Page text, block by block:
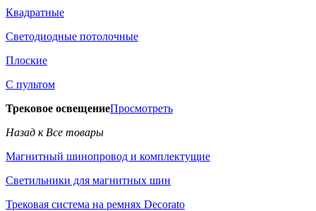
Квадратные
Светодиодные потолочные
Плоские
С пультом
Трековое освещениеПросмотреть
Назад к Все товары
Магнитный шинопровод и комплектущие
Светильники для магнитных шин
Трековая система на ремнях Decorato